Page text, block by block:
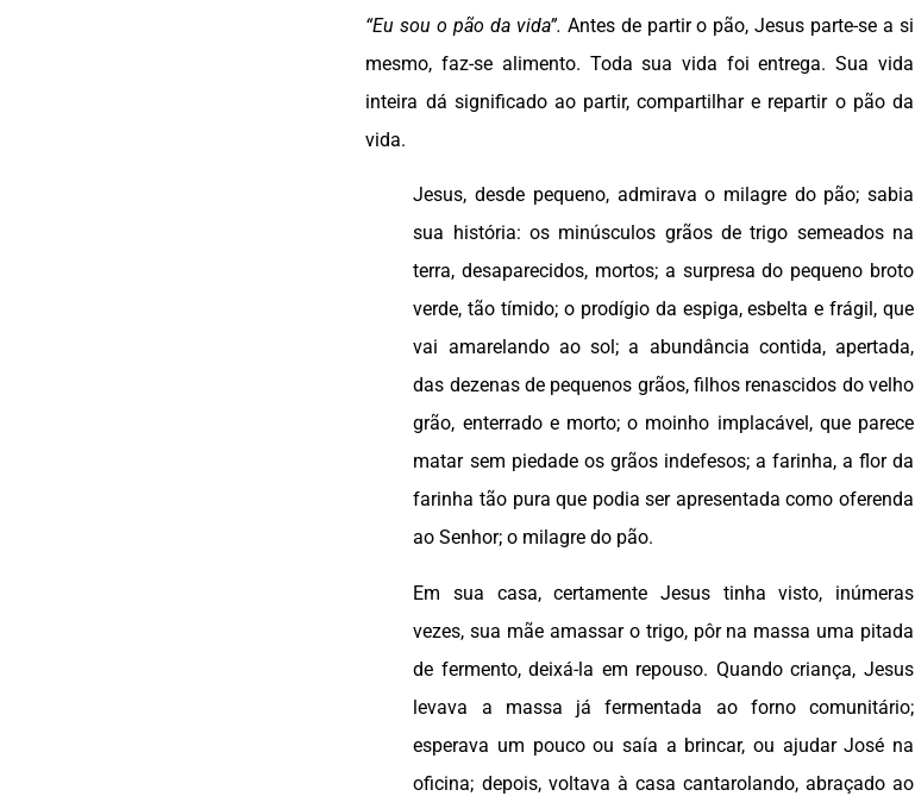
“Eu sou o pão da vida”. Antes de partir o pão, Jesus parte-se a si
mesmo, faz-se alimento. Toda sua vida foi entrega. Sua vida
inteira dá significado ao partir, compartilhar e repartir o pão da
vida.
Jesus, desde pequeno, admirava o milagre do pão; sabia
sua história: os minúsculos grãos de trigo semeados na
terra, desaparecidos, mortos; a surpresa do pequeno broto
verde, tão tímido; o prodígio da espiga, esbelta e frágil, que
vai amarelando ao sol; a abundância contida, apertada,
das dezenas de pequenos grãos, filhos renascidos do velho
grão, enterrado e morto; o moinho implacável, que parece
matar sem piedade os grãos indefesos; a farinha, a flor da
farinha tão pura que podia ser apresentada como oferenda
ao Senhor; o milagre do pão.
Em sua casa, certamente Jesus tinha visto, inúmeras
vezes, sua mãe amassar o trigo, pôr na massa uma pitada
de fermento, deixá-la em repouso. Quando criança, Jesus
levava a massa já fermentada ao forno comunitário;
esperava um pouco ou saía a brincar, ou ajudar José na
oficina; depois, voltava à casa cantarolando, abraçado ao